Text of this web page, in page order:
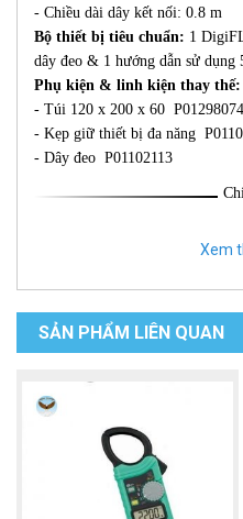
- Chiều dài dây kết nối: 0.8 m
Bộ thiết bị tiêu chuẩn: 1
dây đeo & 1 hướng dẫn sử dụng
Phụ kiện & linh kiện thay thế:
- Túi 120 x 200 x 60 P01298074
- Kẹp giữ thiết bị đa năng
- Dây đeo P01102113
Xem
SẢN PHẨM LIÊN QUAN